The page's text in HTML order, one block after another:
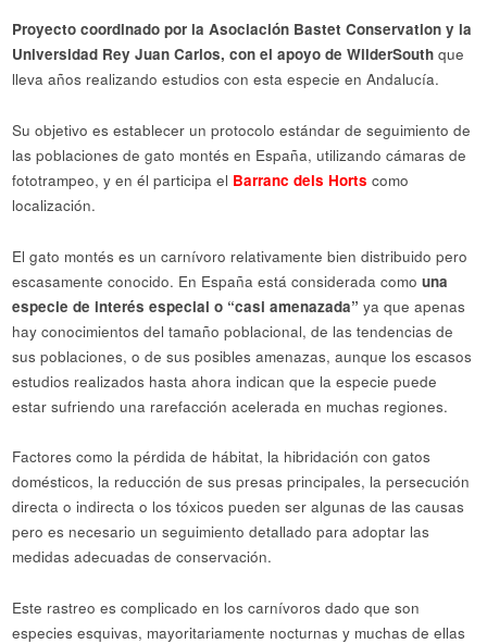
Proyecto coordinado por la Asociación Bastet Conservation y la
Universidad Rey Juan Carlos, con el apoyo de WilderSouth que
lleva años realizando estudios con esta especie en Andalucía.
Su objetivo es establecer un protocolo estándar de seguimiento de
las poblaciones de gato montés en España, utilizando cámaras de
fototrampeo, y en él participa el Barranc dels Horts como
localización.
El gato montés es un carnívoro relativamente bien distribuido pero
escasamente conocido. En España está considerada comouna
especie de interés especial o “casi amenazada” ya que apenas
hay conocimientos del tamaño poblacional, de las tendencias de
sus poblaciones, o de sus posibles amenazas, aunque los escasos
estudios realizados hasta ahora indican que la especie puede
estar sufriendo una rarefacción acelerada en muchas regiones.
Factores como la pérdida de hábitat, la hibridación con gatos
domésticos, la reducción de sus presas principales, la persecución
directa o indirecta o los tóxicos pueden ser algunas de las causas
pero es necesario un seguimiento detallado para adoptar las
medidas adecuadas de conservación.
Este rastreo es complicado en los carnívoros dado que son
especies esquivas, mayoritariamente nocturnas y muchas de ellas